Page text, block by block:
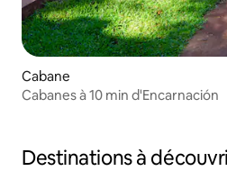
Cabane
Cabanes à 10 min d'Encarnación
Destinations à